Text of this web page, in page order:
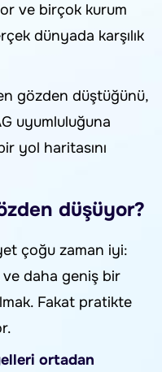
ve birçok kurum
dünyada karşılık
gözden düştüğünü,
uyumluluğuna
yol haritasını
düşüyor?
çoğu zaman iyi:
ve daha geniş bir
Fakat pratikte
ortadan